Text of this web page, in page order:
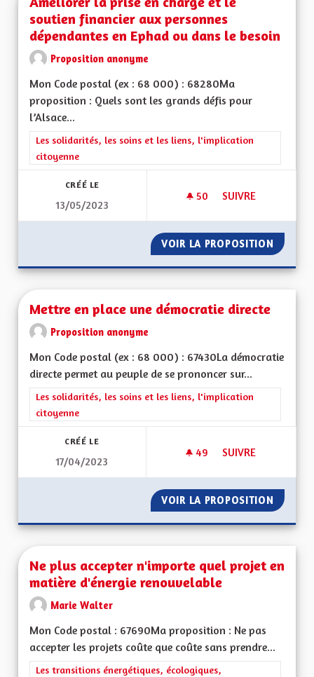
soutien financier aux personnes
dépendantes en Ephad ou dans le besoin
Proposition anonyme
Mon Code postal (ex : 68 000) : 68280Ma
proposition : Quels sont les grands défis pour
l’Alsace...
Filtrer les résultats de la catégorie : Les solidarités, les soins
Les solidarités, les soins et les liens, l'implication
citoyenne
CRÉÉ LE
13/05/2023
50 50 ABONNÉS
SUIVRE
VOIR LA PROPOSITION
Mettre en place une démocratie directe
Proposition anonyme
Mon Code postal (ex : 68 000) : 67430La démocratie
directe permet au peuple de se prononcer sur...
Filtrer les résultats de la catégorie : Les solidarités, les soins
Les solidarités, les soins et les liens, l'implication
citoyenne
CRÉÉ LE
17/04/2023
49 49 ABONNÉS
SUIVRE
VOIR LA PROPOSITION
Ne plus accepter n'importe quel projet en
matière d'énergie renouvelable
Marie Walter
Mon Code postal : 67690Ma proposition : Ne pas
accepter les projets coûte que coûte sans prendre...
Filtrer les résultats de la catégorie : Les transitions
Les transitions énergétiques, écologiques,